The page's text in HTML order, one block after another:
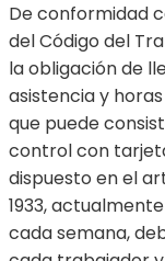
De conformidad
del Código del
la obligación de
asistencia y
que puede
control con
dispuesto en el
1933,
cada semana,